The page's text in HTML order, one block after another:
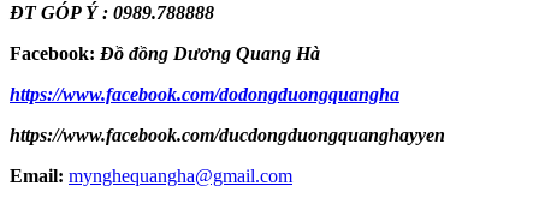
ĐT GÓP Ý : 0989.788888
Facebook: Đồ đồng Dương Quang Hà
https://www.facebook.com/dodongduongquangha
https://www.facebook.com/ducdongduongquanghayyen
Email: mynghequangha@gmail.com